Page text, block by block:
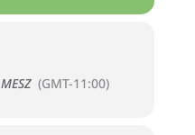
MESZ (GMT-11:00)